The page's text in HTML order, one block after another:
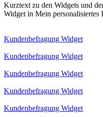
Kurztext zu den Widgets und
Widget in Mein personalisiertes
Kundenbefragung Widget
Kundenbefragung Widget
Kundenbefragung Widget
Kundenbefragung Widget
Kundenbefragung Widget